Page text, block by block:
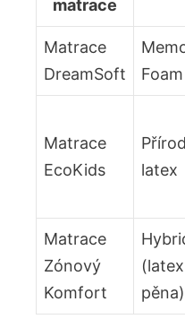
matrace
Matrace
DreamSoft
Foam
Matrace
EcoKids
latex
Matrace
Zónový
Komfort
pěna)